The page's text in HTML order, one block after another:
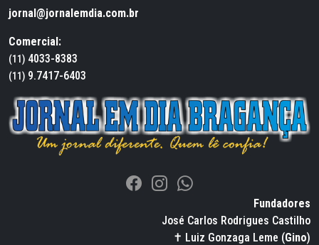
jornal@jornalemdia.com.br
Comercial:
(11) 4033-8383
(11) 9.7417-6403
Fundadores
José Carlos Rodrigues Castilho
✝ Luiz Gonzaga Leme (Gino)